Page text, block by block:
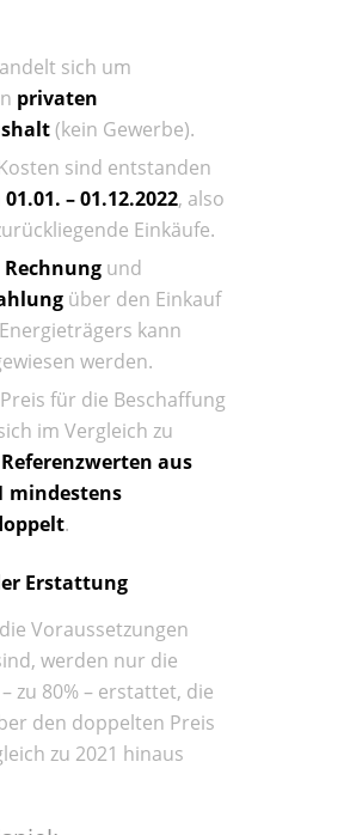
sich um
privaten
(kein Gewerbe).
sind entstanden
01.01. – 01.12.2022, also
Einkäufe.
Rechnung und
über den Einkauf
kann
werden.
für die Beschaffung
im Vergleich zu
Referenzwerten aus
mindestens
.
Erstattung
Voraussetzungen
werden nur die
zu 80% – erstattet, die
den doppelten Preis
zu 2021 hinaus